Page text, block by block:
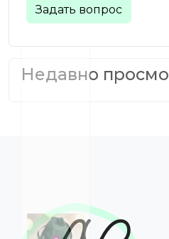
Задать вопрос
Недавно